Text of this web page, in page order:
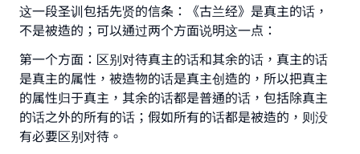
这一段圣训包括先贤的信条：《古兰经》是真主的话，
不是被造的；可以通过两个方面说明这一点：
第一个方面：区别对待真主的话和其余的话，真主的话
是真主的属性，被造物的话是真主创造的，所以把真主
的属性归于真主，其余的话都是普通的话，包括除真主
的话之外的所有的话；假如所有的话都是被造的，则没
有必要区别对待。